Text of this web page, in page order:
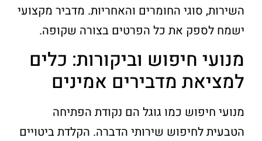
השירות, סוגי החומרים והאחריות. מדביר מקצועי
ישמח לספק את כל הפרטים בצורה שקופה.
מנועי חיפוש וביקורות: כלים
למציאת מדבירים אמינים
מנועי חיפוש כמו גוגל הם נקודת הפתיחה
הטבעית לחיפוש שירותי הדברה. הקלדת ביטויים